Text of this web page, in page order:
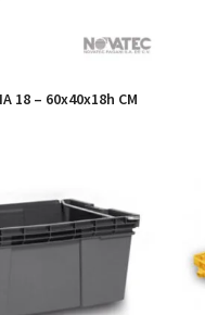
18 – 60x40x18h CM